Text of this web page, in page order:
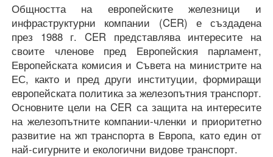
Общността на европейските железници и
инфраструктурни компании (CER) е създадена
през 1988 г. CER представлява интересите на
своите членове пред Европейския парламент,
Европейската комисия и Съвета на министрите на
ЕС, както и пред други институции, формиращи
европейската политика за железопътния транспорт.
Основните цели на CER са защита на интересите
на железопътните компании-членки и приоритетно
развитие на жп транспорта в Европа, като един от
най-сигурните и екологични видове транспорт.